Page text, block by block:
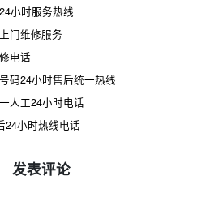
小时服务热线
门维修服务
电话
码24小时售后统一热线
人工24小时电话
24小时热线电话
发表评论